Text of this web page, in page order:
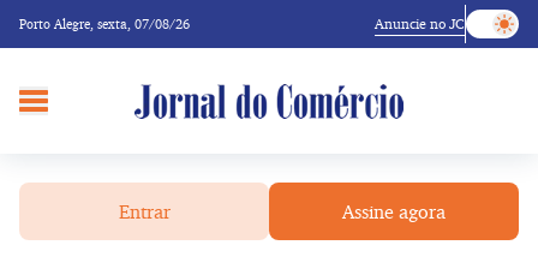
Porto Alegre, sexta, 07/08/26 Anuncie no JC
Entrar Assine agora